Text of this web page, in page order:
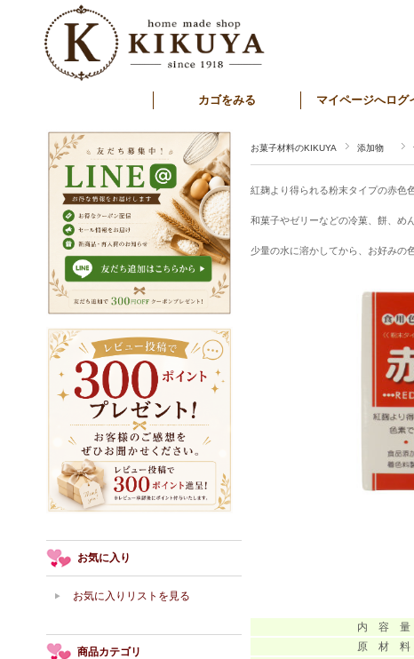
カゴをみる マイページへログ
お菓子材料のKIKUYA 添加物
紅麹より得られる粉末タイプの赤色
和菓子やゼリーなどの冷菓、餅、め
少量の水に溶かしてから、お好みの
内 容 量
原 材 料
お気に入り
お気に入りリストを見る
商品カテゴリ